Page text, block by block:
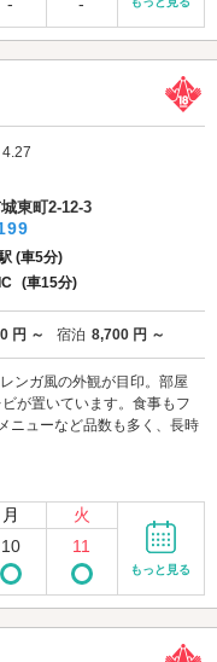
5つ星のうち4
4.27
東町2-12-3
(車5分)
(車15分)
円 ～ 宿泊 8,700 円 ～
ンガ風の外観が目印。部屋
が置いています。食事もフ
ニューなど品数も多く、長時
月 火
10 11
もっと見る